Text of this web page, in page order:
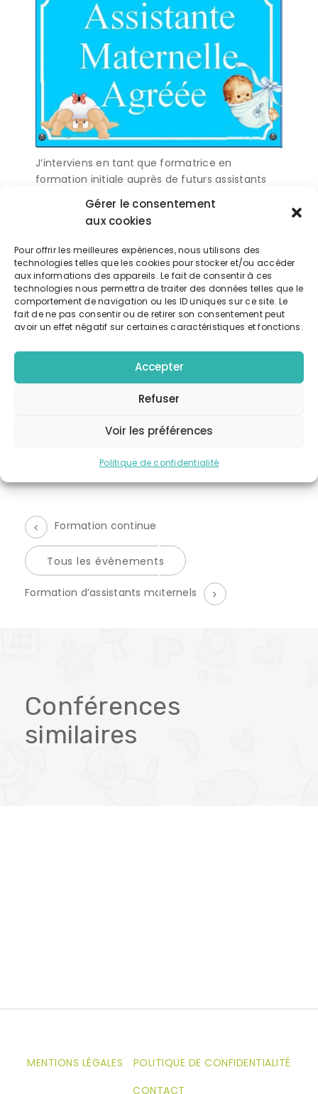
Gérer le consentement
aux cookies
Pour offrir les meilleures expériences, nous utilisons des
technologies telles que les cookies pour stocker et/ou accéder
aux informations des appareils. Le fait de consentir à ces
technologies nous permettra de traiter des données telles que le
comportement de navigation ou les ID uniques sur ce site. Le
fait de ne pas consentir ou de retirer son consentement peut
avoir un effet négatif sur certaines caractéristiques et fonctions.
Accepter
Refuser
Voir les préférences
Politique de confidentialité
J’interviens en tant que formatrice en
formation initiale auprès de futurs assistants
maternels agréés
Télécharger l'événement
DATE:
formation initiale asmats
É
v
e
m
e
t
o
Formation continue
Tous les événements
Formation d’assistants maternels
Conférences
similaires
MENTIONS LÉGALES
POLITIQUE DE CONFIDENTIALITÉ
CONTACT